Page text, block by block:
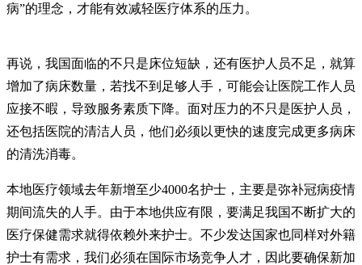
病”的理念，才能有效减轻医疗体系的压力。
再说，我国面临的不只是床位短缺，还有医护人员不足，就算
增加了病床数量，若找不到足够人手，可能会让医院工作人员
应接不暇，导致服务素质下降。面对压力的不只是医护人员，
还包括医院的清洁人员，他们必须以更快的速度完成更多病床
的清洗消毒。
本地医疗领域去年新增至少4000名护士，主要是弥补冠病疫情
期间流失的人手。由于本地供应有限，要满足我国不断扩大的
医疗保健需求就得依赖外来护士。不少发达国家也同样对外籍
护士有需求，我们必须在国际市场竞争人才，因此要确保新加